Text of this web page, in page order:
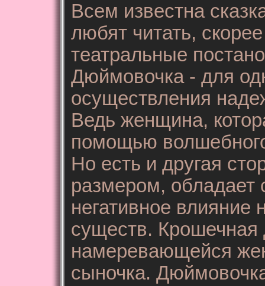
Всем известна
любят читать,
театральные
Дюймовочка - для
осуществления
Ведь женщина,
помощью
Но есть и другая
размером, обладает
негативное
существ. Крошечная
намеревающейся
сыночка.